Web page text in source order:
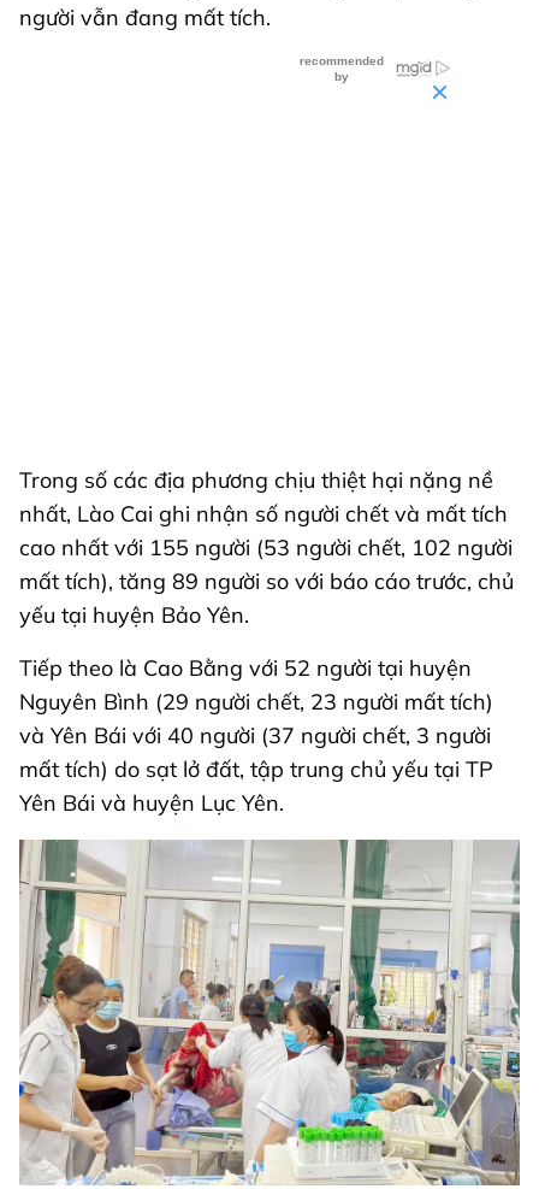
người vẫn đang mất tích.
Trong số các địa phương chịu thiệt hại nặng nề
nhất, Lào Cai ghi nhận số người chết và mất tích
cao nhất với 155 người (53 người chết, 102 người
mất tích), tăng 89 người so với báo cáo trước, chủ
yếu tại huyện Bảo Yên.
Tiếp theo là Cao Bằng với 52 người tại huyện
Nguyên Bình (29 người chết, 23 người mất tích)
và Yên Bái với 40 người (37 người chết, 3 người
mất tích) do sạt lở đất, tập trung chủ yếu tại TP
Yên Bái và huyện Lục Yên.